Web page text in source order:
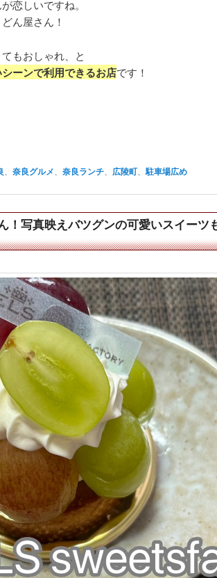
恋しいですね。
ん屋さん！
もおしゃれ、と
ーンで利用できるお店です！
、奈良グルメ 、奈良ランチ 広陵町、駐車場広め
！写真映えバツグンの可愛いスイーツ